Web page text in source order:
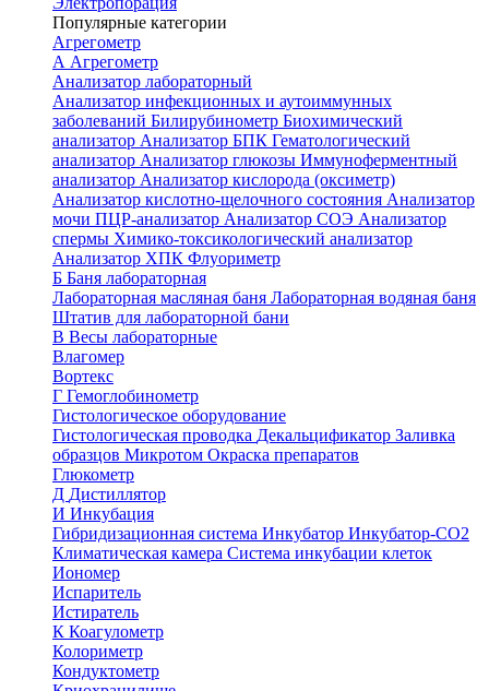
Популярные категории
Агрегометр
А Агрегометр
Анализатор лабораторный
Анализатор инфекционных и аутоиммунных
заболеваний Билирубинометр Биохимический
анализатор Анализатор БПК Гематологический
анализатор Анализатор глюкозы Иммуноферментный
анализатор Анализатор кислорода (оксиметр)
Анализатор кислотно-щелочного состояния Анализатор
мочи ПЦР-анализатор Анализатор СОЭ Анализатор
спермы Химико-токсикологический анализатор
Анализатор ХПК Флуориметр
Б Баня лабораторная
Лабораторная масляная баня Лабораторная водяная баня
Штатив для лабораторной бани
В Весы лабораторные
Влагомер
Вортекс
Г Гемоглобинометр
Гистологическое оборудование
Гистологическая проводка Декальцификатор Заливка
образцов Микротом Окраска препаратов
Глюкометр
Д Дистиллятор
И Инкубация
Гибридизационная система Инкубатор Инкубатор-СО2
Климатическая камера Система инкубации клеток
Иономер
Испаритель
Истиратель
К Коагулометр
Колориметр
Кондуктометр